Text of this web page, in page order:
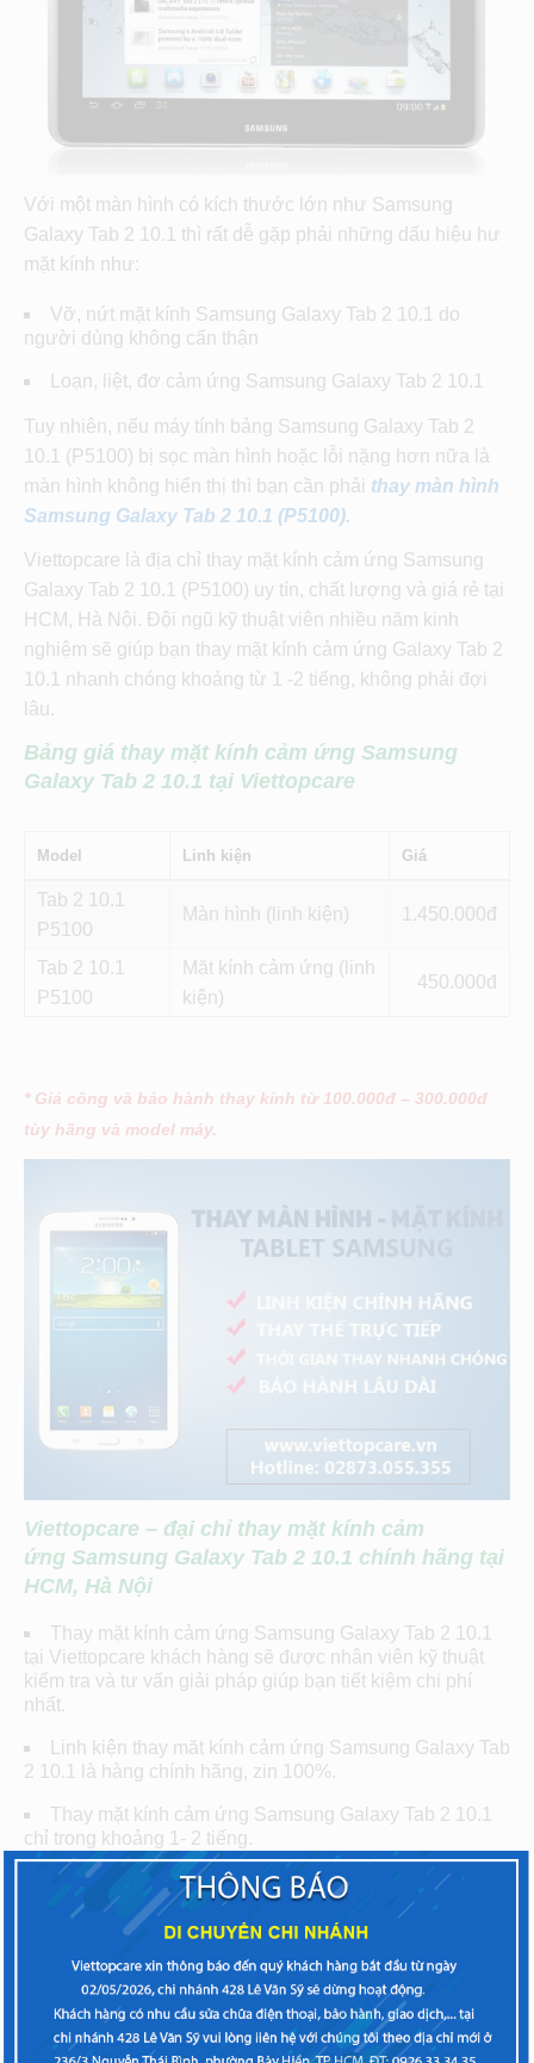
Với một màn hình có kích thước lớn như Samsung
Galaxy Tab 2 10.1 thì rất dễ gặp phải những dấu hiệu hư
mặt kính như:
Vỡ, nứt mặt kính Samsung Galaxy Tab 2 10.1 do
người dùng không cẩn thận
Loạn, liệt, đơ cảm ứng Samsung Galaxy Tab 2 10.1
Tuy nhiên, nếu máy tính bảng Samsung Galaxy Tab 2
10.1 (P5100) bị sọc màn hình hoặc lỗi nặng hơn nữa là
màn hình không hiển thị thì bạn cần phải thay màn hình
Samsung Galaxy Tab 2 10.1 (P5100).
Viettopcare là địa chỉ thay mặt kính cảm ứng Samsung
Galaxy Tab 2 10.1 (P5100) uy tín, chất lượng và giá rẻ tại
HCM, Hà Nội. Đội ngũ kỹ thuật viên nhiều năm kinh
nghiệm sẽ giúp bạn thay mặt kính cảm ứng Galaxy Tab 2
10.1 nhanh chóng khoảng từ 1 -2 tiếng, không phải đợi
lâu.
Bảng giá thay mặt kính cảm ứng Samsung
Galaxy Tab 2 10.1 tại Viettopcare
Model Linh kiện Giá
Tab 2 10.1
P5100
Màn hình (linh kiện) 1.450
Tab 2 10.1
P5100
Mặt kính cảm ứng (linh
kiện)
450
* Giá công và bảo hành thay kính từ 100.000đ – 300.000đ
tùy hãng và model máy.
Viettopcare – đại chỉ thay mặt kính cảm
ứng Samsung Galaxy Tab 2 10.1 chính hãng tại
HCM, Hà Nội
Thay mặt kính cảm ứng Samsung Galaxy Tab 2 10.1
tại Viettopcare khách hàng sẽ được nhân viên kỹ thuật
kiểm tra và tư vấn giải pháp giúp bạn tiết kiệm chi phí
nhất.
Linh kiện thay măt kính cảm ứng Samsung Galaxy Tab
2 10.1 là hàng chính hãng, zin 100%.
Thay mặt kính cảm ứng Samsung Galaxy Tab 2 10.1
chỉ trong khoảng 1- 2 tiếng.
Cam kết không giữ máy với những trường hợp máy bị
nghệ thay màn hình hiện đại với nhiều loại máy chuyên
dụng giúp màn hình cảm ứng hoạt động tốt nhất.
Cam kết về chất lượng sản phẩm, với giá cả tốt nhất.